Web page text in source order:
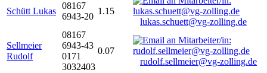
Schütt Lukas
08167
6943-20
1.15
lukas.schuett@vg-zolling.de
Sellmeier
Rudolf
08167
6943-43
0171
3032403
0.07
rudolf.sellmeier@vg-zolling.de